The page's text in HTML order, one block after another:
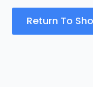
Return To